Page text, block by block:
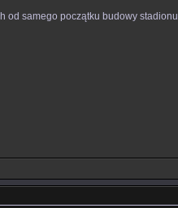
od samego początku budowy stadionu